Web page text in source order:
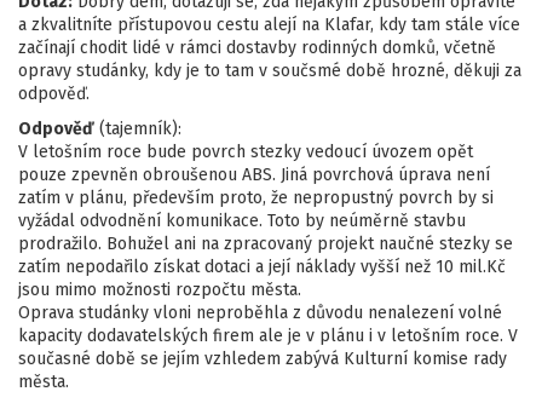
a zkvalitníte přístupovou cestu alejí na Klafar, kdy tam stále více
začínají chodit lidé v rámci dostavby rodinných domků, včetně
opravy studánky, kdy je to tam v součsmé době hrozné, děkuji za
odpověď.
Odpověď (tajemník):
V letošním roce bude povrch stezky vedoucí úvozem opět
pouze zpevněn obroušenou ABS. Jiná povrchová úprava není
zatím v plánu, především proto, že nepropustný povrch by si
vyžádal odvodnění komunikace. Toto by neúměrně stavbu
prodražilo. Bohužel ani na zpracovaný projekt naučné stezky se
zatím nepodařilo získat dotaci a její náklady vyšší než 10 mil.Kč
jsou mimo možnosti rozpočtu města.
Oprava studánky vloni neproběhla z důvodu nenalezení volné
kapacity dodavatelských firem ale je v plánu i v letošním roce. V
současné době se jejím vzhledem zabývá Kulturní komise rady
města.